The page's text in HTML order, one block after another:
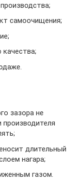
самоочищения;
качества;
зазора не
производителя
длительный
нагара;
газом.